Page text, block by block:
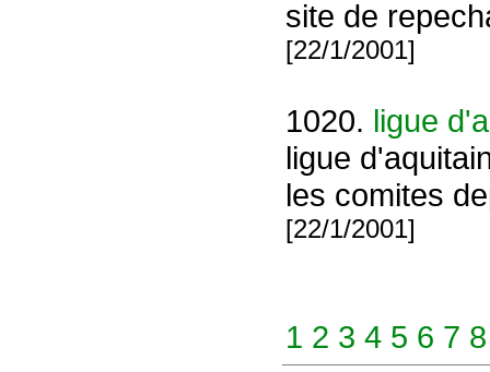
site de
[22/1/2001]
1020. ligue
ligue
les comites
[22/1/2001]
1 2 3 4 5 6 7 8